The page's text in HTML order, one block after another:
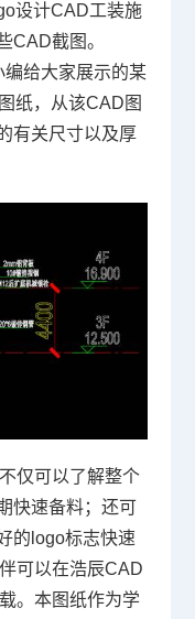
设计CAD工装施
CAD截图。
给大家展示的某
纸，从该CAD图
有关尺寸以及厚
仅可以了解整个
快速备料；还可
的logo标志快速
可以在浩辰CAD
。本图纸作为学